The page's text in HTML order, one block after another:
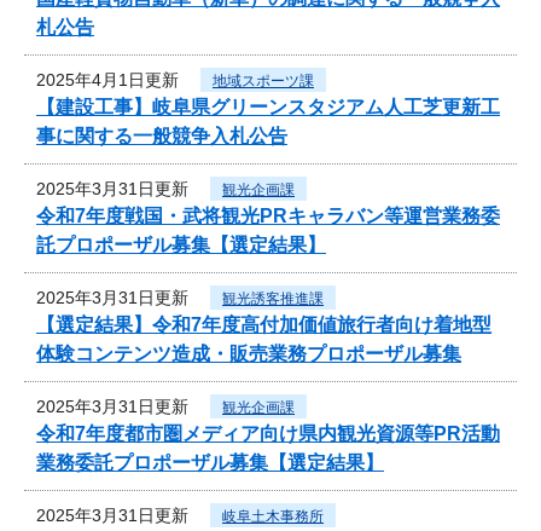
札公告
2025年4月1日更新 地域スポーツ課
【建設工事】岐阜県グリーンスタジアム人工芝更新工
事に関する一般競争入札公告
2025年3月31日更新 観光企画課
令和7年度戦国・武将観光PRキャラバン等運営業務委
託プロポーザル募集【選定結果】
2025年3月31日更新 観光誘客推進課
【選定結果】令和7年度高付加価値旅行者向け着地型
体験コンテンツ造成・販売業務プロポーザル募集
2025年3月31日更新 観光企画課
令和7年度都市圏メディア向け県内観光資源等PR活動
業務委託プロポーザル募集【選定結果】
2025年3月31日更新 岐阜土木事務所